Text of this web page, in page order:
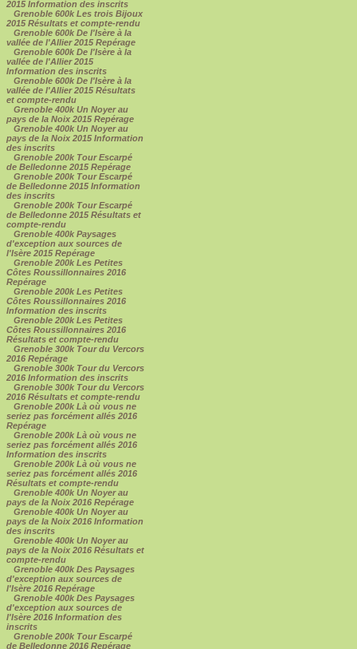
2015 Information des inscrits
Grenoble 600k Les trois Bijoux
2015 Résultats et compte-rendu
Grenoble 600k De l'Isère à la
vallée de l'Allier 2015 Repérage
Grenoble 600k De l'Isère à la
vallée de l'Allier 2015
Information des inscrits
Grenoble 600k De l'Isère à la
vallée de l'Allier 2015 Résultats
et compte-rendu
Grenoble 400k Un Noyer au
pays de la Noix 2015 Repérage
Grenoble 400k Un Noyer au
pays de la Noix 2015 Information
des inscrits
Grenoble 200k Tour Escarpé
de Belledonne 2015 Repérage
Grenoble 200k Tour Escarpé
de Belledonne 2015 Information
des inscrits
Grenoble 200k Tour Escarpé
de Belledonne 2015 Résultats et
compte-rendu
Grenoble 400k Paysages
d'exception aux sources de
l'Isère 2015 Repérage
Grenoble 200k Les Petites
Côtes Roussillonnaires 2016
Repérage
Grenoble 200k Les Petites
Côtes Roussillonnaires 2016
Information des inscrits
Grenoble 200k Les Petites
Côtes Roussillonnaires 2016
Résultats et compte-rendu
Grenoble 300k Tour du Vercors
2016 Repérage
Grenoble 300k Tour du Vercors
2016 Information des inscrits
Grenoble 300k Tour du Vercors
2016 Résultats et compte-rendu
Grenoble 200k Là où vous ne
seriez pas forcément allés 2016
Repérage
Grenoble 200k Là où vous ne
seriez pas forcément allés 2016
Information des inscrits
Grenoble 200k Là où vous ne
seriez pas forcément allés 2016
Résultats et compte-rendu
Grenoble 400k Un Noyer au
pays de la Noix 2016 Repérage
Grenoble 400k Un Noyer au
pays de la Noix 2016 Information
des inscrits
Grenoble 400k Un Noyer au
pays de la Noix 2016 Résultats et
compte-rendu
Grenoble 400k Des Paysages
d'exception aux sources de
l'Isère 2016 Repérage
Grenoble 400k Des Paysages
d'exception aux sources de
l'Isère 2016 Information des
inscrits
Grenoble 200k Tour Escarpé
de Belledonne 2016 Repérage